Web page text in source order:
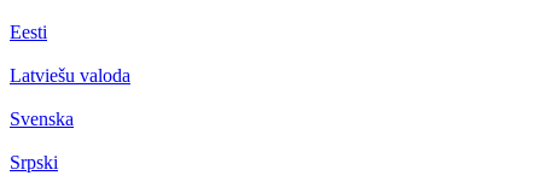
Eesti
Latviešu valoda
Svenska
Srpski